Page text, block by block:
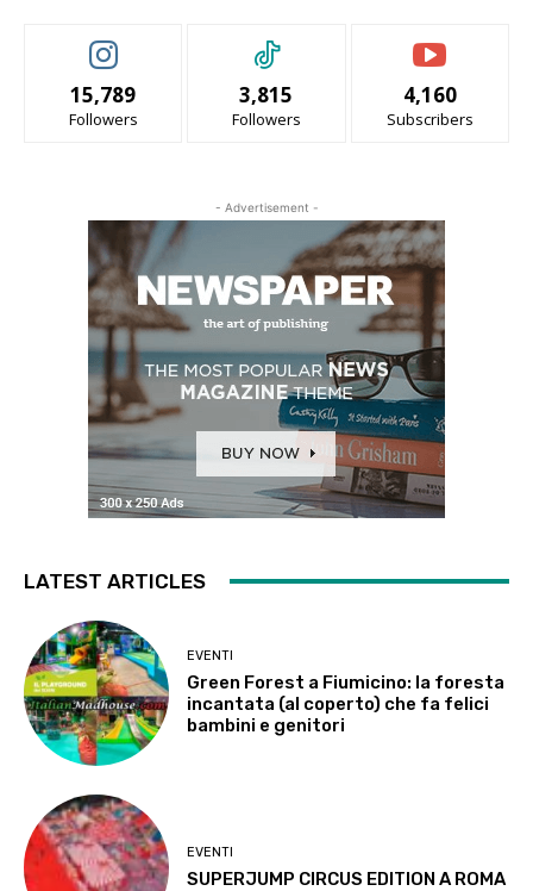
15,789
Followers
3,815
Followers
4,160
Subscribers
- Advertisement -
LATEST ARTICLES
EVENTI
Green Forest a Fiumicino: la foresta
incantata (al coperto) che fa felici
bambini e genitori
EVENTI
SUPERJUMP CIRCUS EDITION A ROMA